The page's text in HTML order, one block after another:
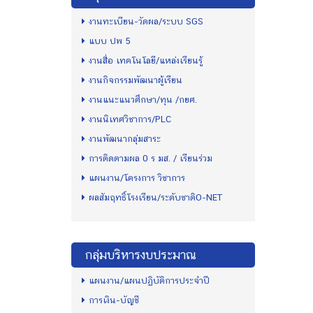
งานทะเบียน-วัดผล/ระบบ SGS
แบบ ปพ 5
งานสื่อ เทคโนโลยี/แหล่งเรียนรู้
งานกิจกรรมพัฒนาผู้เรียน
งานแนะแนวศึกษา/ทุน /กยศ.
งานนิเทศวิชาการ/PLC
งานพัฒนากลุ่มสาระ
การติดตามผล 0 ร มส. / เรียนร่วม
แผนงาน/โครงการ วิชาการ
ผลสัมฤทธิ์โรงเรียน/ระดับชาติO-NET
กลุ่มบริหารงบประมาณ
แผนงาน/แผนปฏิบัติการประจำปี
การเงิน-บัญชี